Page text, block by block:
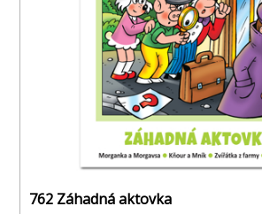
762 Záhadná aktovka